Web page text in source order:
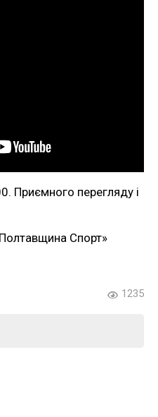
Приємного перегляду і
Спорт»
1235